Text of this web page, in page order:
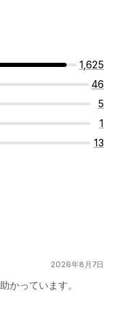
1,625
46
5
1
13
2026年8月7日
かっています。